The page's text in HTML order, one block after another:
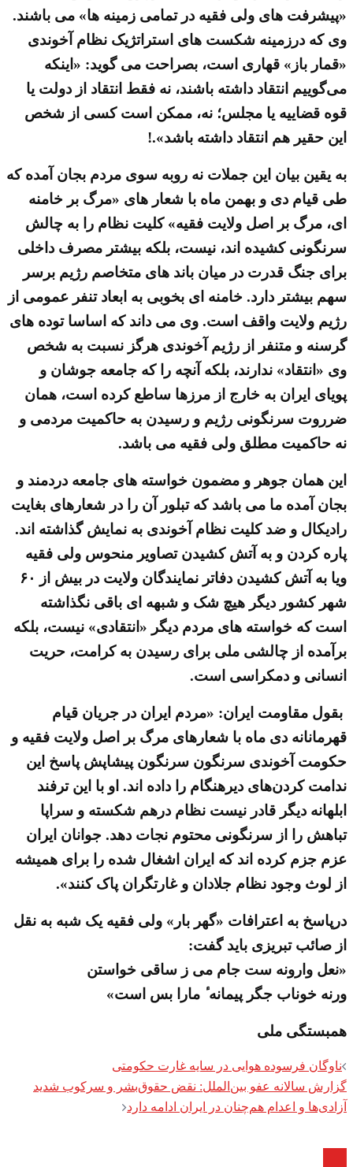
«پیشرفت های ولی فقیه در تمامی زمینه ها» می باشند.
وی که درزمینه شکست های استراتژیک نظام آخوندی
«قمار باز» قهاری است، بصراحت می گوید: «اینکه
می‌گوییم انتقاد داشته باشند، نه فقط انتقاد از دولت یا
قوه قضاییه یا مجلس؛ نه، ممکن است کسی از شخص
این حقیر هم انتقاد داشته باشد».!
به یقین بیان این جملات نه روبه سوی مردم بجان آمده که
طی قیام دی و بهمن ماه با شعار های «مرگ بر خامنه
ای، مرگ بر اصل ولایت فقیه» کلیت نظام را به چالش
سرنگونی کشیده اند، نیست، بلکه بیشتر مصرف داخلی
برای جنگ قدرت در میان باند های متخاصم رژیم برسر
سهم بیشتر دارد. خامنه ای بخوبی به ابعاد تنفر عمومی از
رژیم ولایت واقف است. وی می داند که اساسا توده های
گرسنه و متنفر از رژیم آخوندی هرگز نسبت به شخص
وی «انتقاد» ندارند، بلکه آنچه را که جامعه جوشان و
پویای ایران به خارج از مرزها ساطع کرده است، همان
ضرروت سرنگونی رژیم و رسیدن به حاکمیت مردمی و
نه حاکمیت مطلق ولی فقیه می باشد.
این همان جوهر و مضمون خواسته های جامعه دردمند و
بجان آمده ما می باشد که تبلور آن را در شعارهای بغایت
رادیکال و ضد کلیت نظام آخوندی به نمایش گذاشته اند.
پاره کردن و به آتش کشیدن تصاویر منحوس ولی فقیه
ویا به آتش کشیدن دفاتر نمایندگان ولایت در بیش از ۶۰
شهر کشور دیگر هیچ شک و شبهه ای باقی نگذاشته
است که خواسته های مردم دیگر «انتقادی» نیست، بلکه
برآمده از چالشی ملی برای رسیدن به کرامت، حریت
انسانی و دمکراسی است.
بقول مقاومت ایران: «مردم ایران در جریان قیام
قهرمانانه دی ماه با شعارهای مرگ بر اصل ولایت فقیه و
حکومت آخوندی سرنگون سرنگون پیشاپش پاسخ این
ندامت کردن‌های دیرهنگام را داده اند. او با این ترفند
ابلهانه دیگر قادر نیست نظام درهم شکسته و سراپا
تباهش را از سرنگونی محتوم نجات دهد. جوانان ایران
عزم جزم کرده اند که ایران اشغال شده را برای همیشه
از لوث وجود نظام جلادان و غارتگران پاک کنند».
درپاسخ به اعترافات «گهر بار» ولی فقیه یک شبه به نقل
از صائب تبریزی باید گفت:
«نعل وارونه ست جام می ز ساقی خواستن
ورنه خوناب جگر پیمانه ٔ مارا بس است»
همبستگی ملی
Post
navigation
ناوگان فرسوده هوایی در سایه غارت حکومتی
گزارش سالانه عفو بین‌الملل: نقض حقوق‌بشر و سرکوب شدید
آزادی‌ها و اعدام هم‌چنان در ایران ادامه دارد